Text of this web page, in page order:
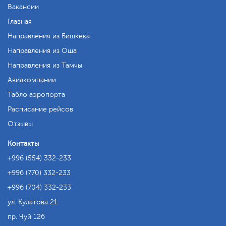
Вакансии
Главная
Направления из Бишкека
Направления из Оша
Направления из Тамчы
Авиакомпании
Табло аэропорта
Расписание рейсов
Отзывы
Контакты
+996 (554) 332-233
+996 (770) 332-233
+996 (704) 332-233
ул. Кулатова 21
пр. Чуй 126